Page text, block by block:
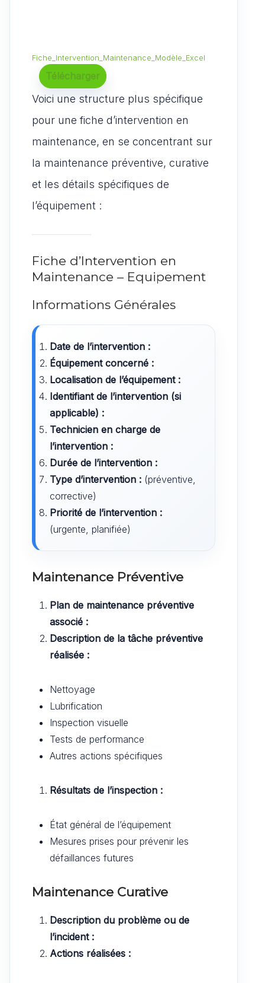
Fiche_Intervention_Maintenance_Modèle_Excel
Télécharger
Voici une structure plus spécifique
pour une fiche d’intervention en
maintenance, en se concentrant sur
la maintenance préventive, curative
et les détails spécifiques de
l’équipement :
Fiche d’Intervention en
Maintenance – Equipement
Informations Générales
Date de l’intervention :
Équipement concerné :
Localisation de l’équipement :
Identifiant de l’intervention (si
applicable) :
Technicien en charge de
l’intervention :
Durée de l’intervention :
Type d’intervention : (préventive,
corrective)
Priorité de l’intervention :
(urgente, planifiée)
Maintenance Préventive
Plan de maintenance préventive
associé :
Description de la tâche préventive
réalisée :
Nettoyage
Lubrification
Inspection visuelle
Tests de performance
Autres actions spécifiques
Résultats de l’inspection :
État général de l’équipement
Mesures prises pour prévenir les
défaillances futures
Maintenance Curative
Description du problème ou de
l’incident :
Actions réalisées :